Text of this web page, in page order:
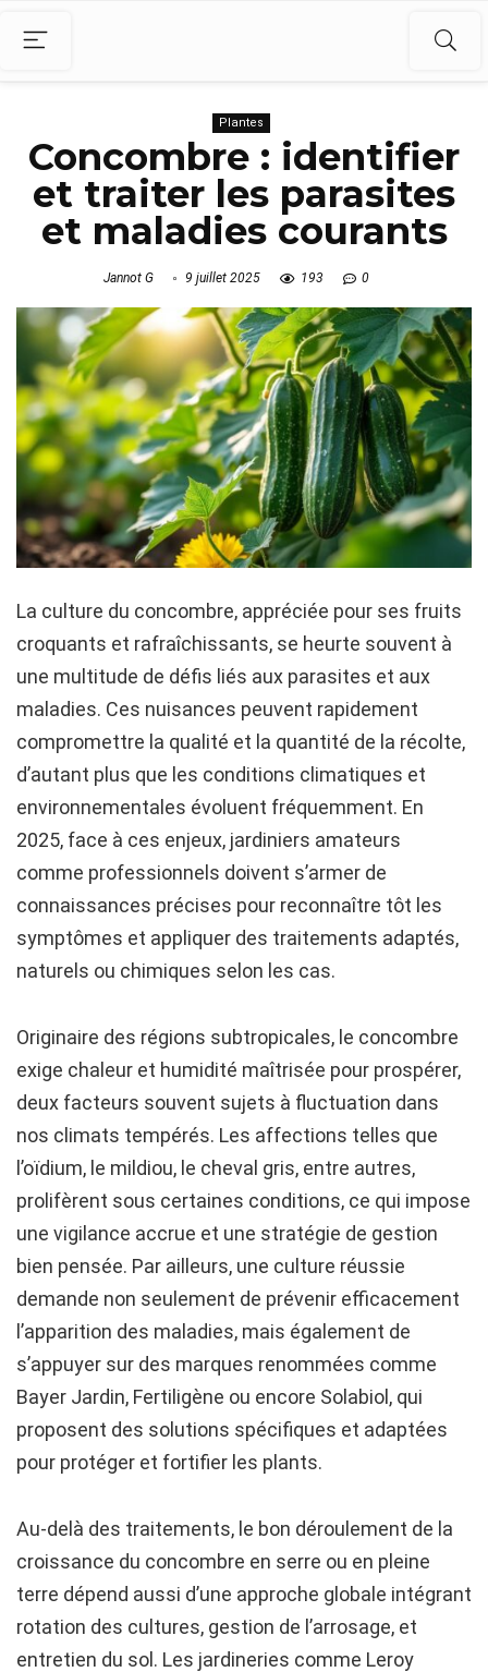
Plantes
Concombre : identifier
et traiter les parasites
et maladies courants
Jannot G 9 juillet 2025 193 0
La culture du concombre, appréciée pour ses fruits
croquants et rafraîchissants, se heurte souvent à
une multitude de défis liés aux parasites et aux
maladies. Ces nuisances peuvent rapidement
compromettre la qualité et la quantité de la récolte,
d’autant plus que les conditions climatiques et
environnementales évoluent fréquemment. En
2025, face à ces enjeux, jardiniers amateurs
comme professionnels doivent s’armer de
connaissances précises pour reconnaître tôt les
symptômes et appliquer des traitements adaptés,
naturels ou chimiques selon les cas.
Originaire des régions subtropicales, le concombre
exige chaleur et humidité maîtrisée pour prospérer,
deux facteurs souvent sujets à fluctuation dans
nos climats tempérés. Les affections telles que
l’oïdium, le mildiou, le cheval gris, entre autres,
prolifèrent sous certaines conditions, ce qui impose
une vigilance accrue et une stratégie de gestion
bien pensée. Par ailleurs, une culture réussie
demande non seulement de prévenir efficacement
l’apparition des maladies, mais également de
s’appuyer sur des marques renommées comme
Bayer Jardin, Fertiligène ou encore Solabiol, qui
proposent des solutions spécifiques et adaptées
pour protéger et fortifier les plants.
Au-delà des traitements, le bon déroulement de la
croissance du concombre en serre ou en pleine
terre dépend aussi d’une approche globale intégrant
rotation des cultures, gestion de l’arrosage, et
entretien du sol. Les jardineries comme Leroy